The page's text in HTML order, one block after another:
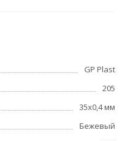
GP Plast
205
35x0,4 мм
Бежевый